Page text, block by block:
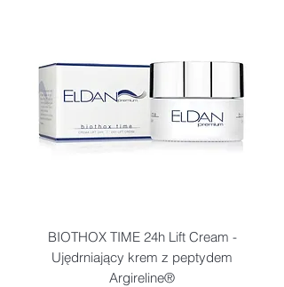
BIOTHOX TIME 24h Lift Cream -
Ujędrniający krem z peptydem
Argireline®